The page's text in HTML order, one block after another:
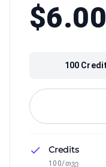
$6.00
100
Credits
100/თვე